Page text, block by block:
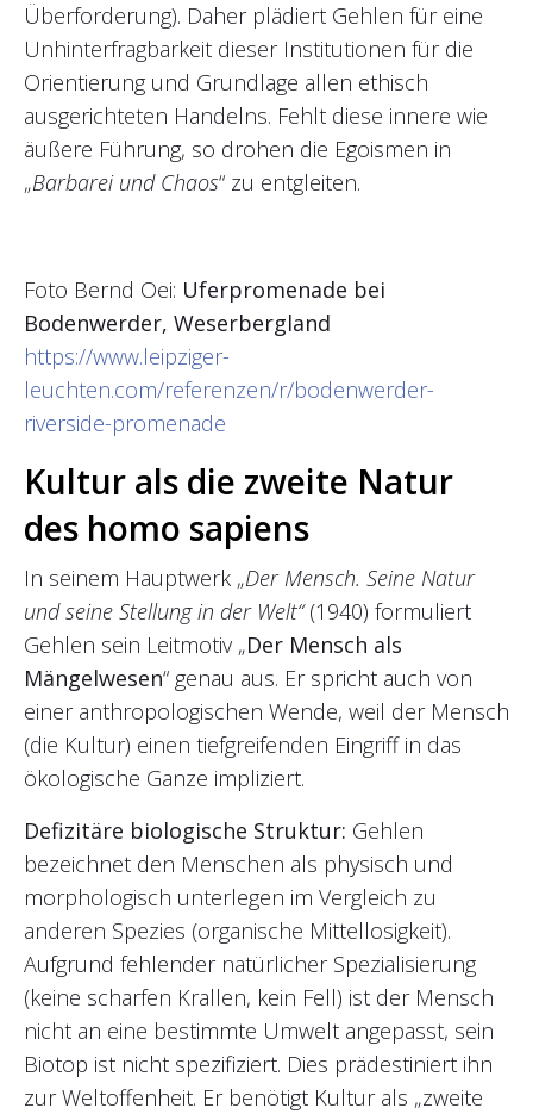
Überforderung). Daher plädiert Gehlen für eine
Unhinterfragbarkeit dieser Institutionen für die
Orientierung und Grundlage allen ethisch
ausgerichteten Handelns. Fehlt diese innere wie
äußere Führung, so drohen die Egoismen in
„Barbarei und Chaos“ zu entgleiten.
Foto Bernd Oei: Uferpromenade bei
Bodenwerder, Weserbergland
https://www.leipziger-
leuchten.com/referenzen/r/bodenwerder-
riverside-promenade
Kultur als die zweite Natur
des homo sapiens
In seinem Hauptwerk „Der Mensch. Seine Natur
und seine Stellung in der Welt“(1940) formuliert
Gehlen sein Leitmotiv „Der Mensch als
Mängelwesen“ genau aus. Er spricht auch von
einer anthropologischen Wende, weil der Mensch
(die Kultur) einen tiefgreifenden Eingriff in das
ökologische Ganze impliziert.
Defizitäre biologische Struktur: Gehlen
bezeichnet den Menschen als physisch und
morphologisch unterlegen im Vergleich zu
anderen Spezies (organische Mittellosigkeit).
Aufgrund fehlender natürlicher Spezialisierung
(keine scharfen Krallen, kein Fell) ist der Mensch
nicht an eine bestimmte Umwelt angepasst, sein
Biotop ist nicht spezifiziert. Dies prädestiniert ihn
zur Weltoffenheit. Er benötigt Kultur als „zweite